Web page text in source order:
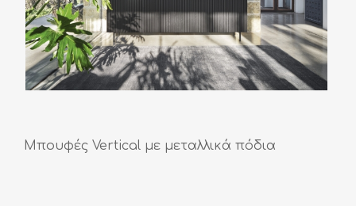
Μπουφές Vertical με μεταλλικά πόδια